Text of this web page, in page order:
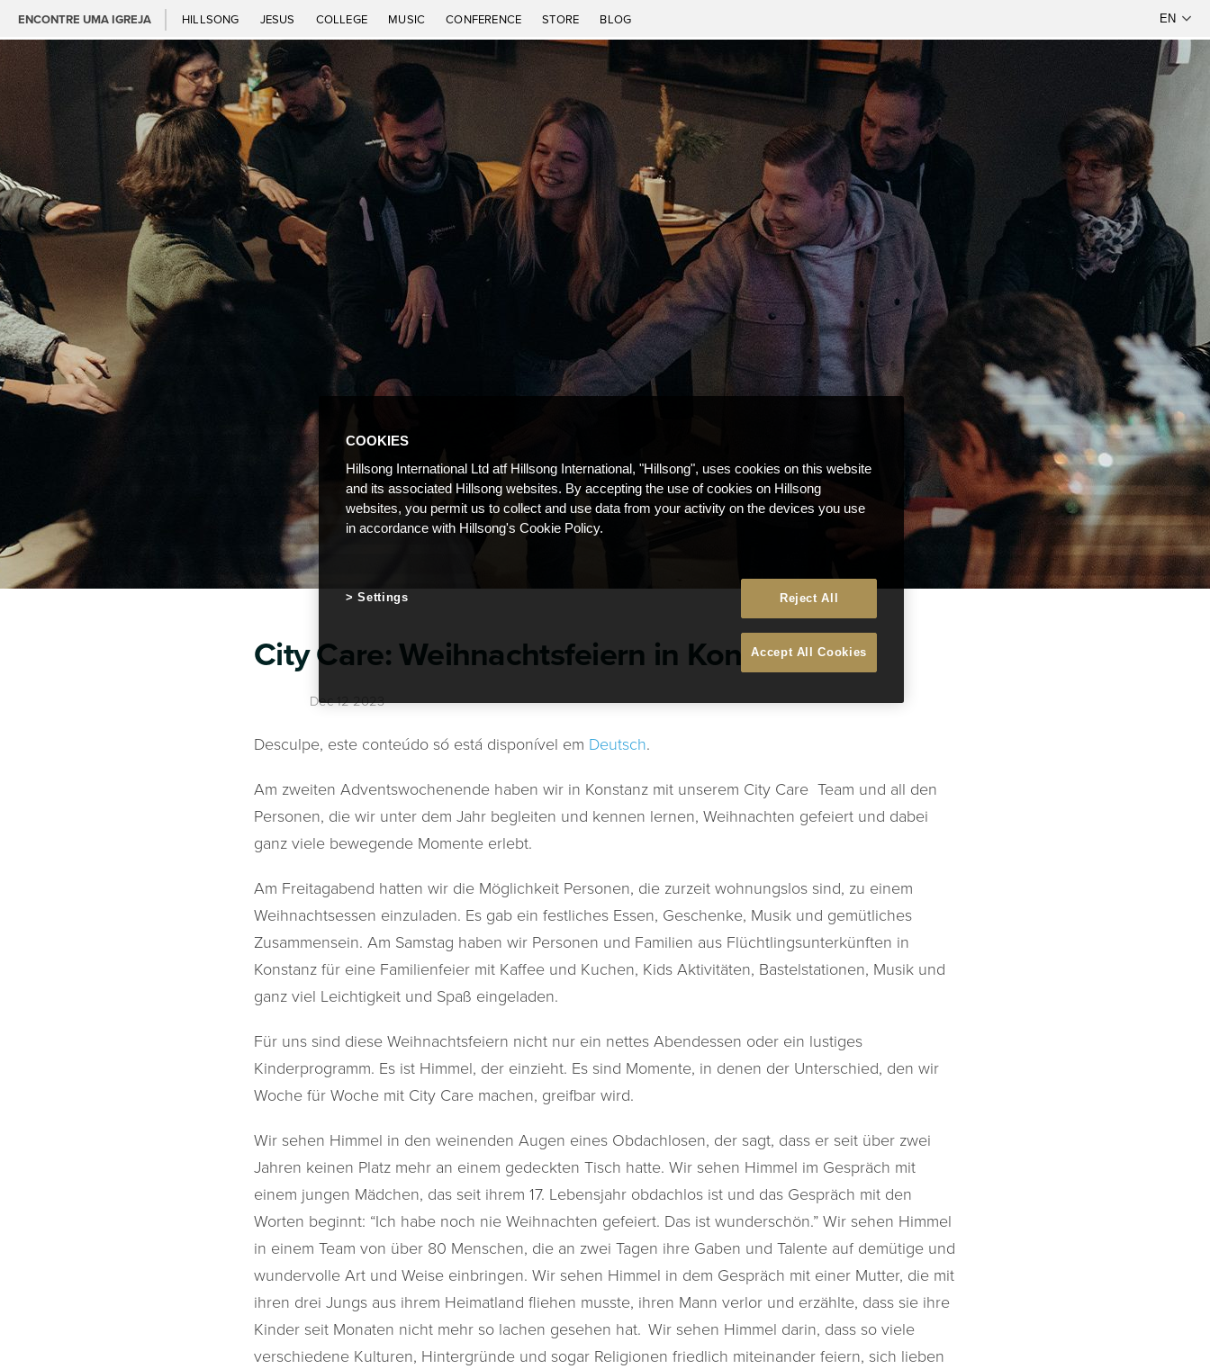
ENCONTRE UMA IGREJA HILLSONG JESUS COLLEGE MUSIC CONFERENCE STORE BLOG
City Care: Weihnachtsfeiern in Konstanz
Dec 12 2023
Desculpe, este conteúdo só está disponível em Deutsch.
Am zweiten Adventswochenende haben wir in Konstanz mit unserem City Care Team und all den
Personen, die wir unter dem Jahr begleiten und kennen lernen, Weihnachten gefeiert und dabei
ganz viele bewegende Momente erlebt.
Am Freitagabend hatten wir die Möglichkeit Personen, die zurzeit wohnungslos sind, zu einem
Weihnachtsessen einzuladen. Es gab ein festliches Essen, Geschenke, Musik und gemütliches
Zusammensein. Am Samstag haben wir Personen und Familien aus Flüchtlingsunterkünften in
Konstanz für eine Familienfeier mit Kaffee und Kuchen, Kids Aktivitäten, Bastelstationen, Musik und
ganz viel Leichtigkeit und Spaß eingeladen.
Für uns sind diese Weihnachtsfeiern nicht nur ein nettes Abendessen oder ein lustiges
Kinderprogramm. Es ist Himmel, der einzieht. Es sind Momente, in denen der Unterschied, den wir
Woche für Woche mit City Care machen, greifbar wird.
Wir sehen Himmel in den weinenden Augen eines Obdachlosen, der sagt, dass er seit über zwei
Jahren keinen Platz mehr an einem gedeckten Tisch hatte. Wir sehen Himmel im Gespräch mit
einem jungen Mädchen, das seit ihrem 17. Lebensjahr obdachlos ist und das Gespräch mit den
Worten beginnt: “Ich habe noch nie Weihnachten gefeiert. Das ist wunderschön.” Wir sehen Himmel
in einem Team von über 80 Menschen, die an zwei Tagen ihre Gaben und Talente auf demütige und
wundervolle Art und Weise einbringen. Wir sehen Himmel in dem Gespräch mit einer Mutter, die mit
ihren drei Jungs aus ihrem Heimatland fliehen musste, ihren Mann verlor und erzählte, dass sie ihre
Kinder seit Monaten nicht mehr so lachen gesehen hat. Wir sehen Himmel darin, dass so viele
verschiedene Kulturen, Hintergründe und sogar Religionen friedlich miteinander feiern, sich lieben
COOKIES
Hillsong International Ltd atf Hillsong International, "Hillsong", uses cookies on this website
and its associated Hillsong websites. By accepting the use of cookies on Hillsong
websites, you permit us to collect and use data from your activity on the devices you use
in accordance with Hillsong's Cookie Policy.
Reject All
Accept All Cookies
Settings